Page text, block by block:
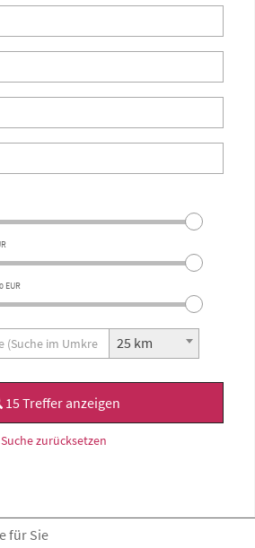
EUR
25 km
15 Treffer anzeigen
Suche zurücksetzen
für Sie